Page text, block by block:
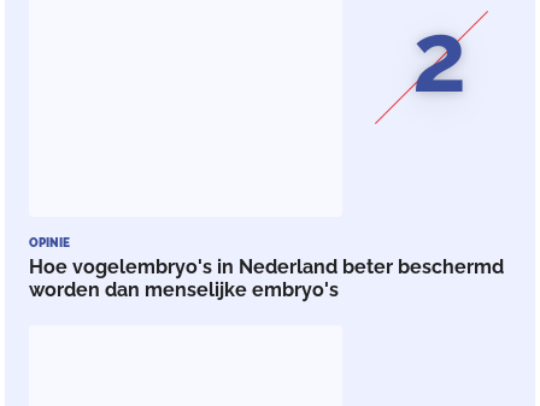
2
OPINIE
Hoe vogelembryo's in Nederland beter beschermd
worden dan menselijke embryo's